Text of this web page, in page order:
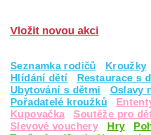
Vložit novou akci
Seznamka rodičů Kroužky
Hlídání dětí
Restaurace s
Ubytování s dětmi
Oslavy
Pořadatelé kroužků
Kupovačka
Soutěže pro
Slevové vouchery
Hry